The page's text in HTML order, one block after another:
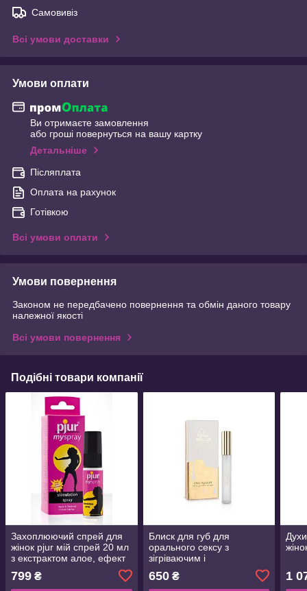
Самовивіз
Всі умови доставки
Умови оплати
Ви отримаєте замовлення
або гроші повернуться на вашу картку
Детальніше
Післяплата
Оплата на рахунок
Готівкою
Всі умови оплати
Умови повернення
Законом не передбачено повернення та обмін даного товару
належної якості
Всі умови повернення
Подібні товари компанії
Захоплюючий спрей для
жінок pjur мій спрей 20 мл
з екстрактом алое, ефект
799 ₴
Блиск для губ для
орального сексу з
зігріваючим і
охолоджуючим ефектом
Bijoux Cosmetiques
650₴ 1